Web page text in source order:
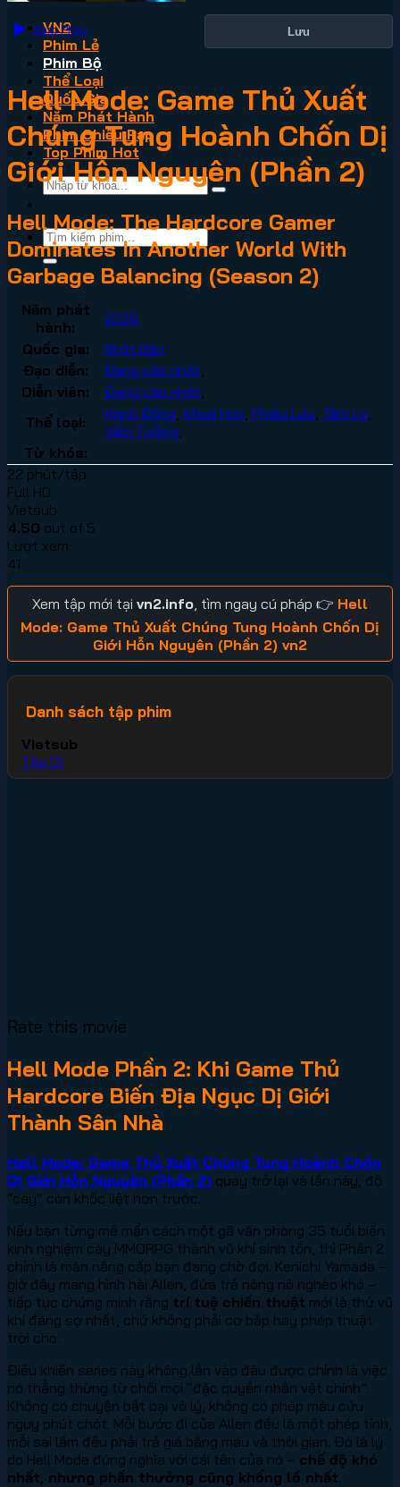
VN2
Phim Lẻ
Phim Bộ
Thể Loại
Quốc Gia
Năm Phát Hành
Phim Chiếu Rạp
Top Phim Hot
Xem Phim Lưu
Hell Mode: Game Thủ Xuất
Chúng Tung Hoành Chốn Dị
Giới Hỗn Nguyên (Phần 2)
Hell Mode: The Hardcore Gamer
Dominates In Another World With
Garbage Balancing (Season 2)
Năm phát
hành:
2026
Quốc gia:
Nhật Bản
Đạo diễn:
Đang cập nhật
Diễn viên:
Đang cập nhật
Thể loại:
Hành Động Khoa Học Phiêu Lưu Tâm Lý
Viễn Tưởng
Từ khóa:
22 phút/tập
Full HD
Vietsub
4.50 out of 5
Lượt xem:
41
Xem tập mới tại vn2.info , tìm ngay cú pháp 👉 Hell
Mode: Game Thủ Xuất Chúng Tung Hoành Chốn Dị
Giới Hỗn Nguyên (Phần 2) vn2
Danh sách tập phim
Vietsub
Tập 01
Rate this movie
Hell Mode Phần 2: Khi Game Thủ
Hardcore Biến Địa Ngục Dị Giới
Thành Sân Nhà
Hell Mode: Game Thủ Xuất Chúng Tung Hoành Chốn
Dị Giới Hỗn Nguyên (Phần 2) quay trở lại và lần này, độ
“cày” còn khốc liệt hơn trước.
Nếu bạn từng mê mẩn cách một gã văn phòng 35 tuổi biến
kinh nghiệm cày MMORPG thành vũ khí sinh tồn, thì Phần 2
chính là màn nâng cấp bạn đang chờ đợi. Kenichi Yamada –
giờ đây mang hình hài Allen, đứa trẻ nông nô nghèo khó –
tiếp tục chứng minh rằng trí tuệ chiến thuật mới là thứ vũ
khí đáng sợ nhất, chứ không phải cơ bắp hay phép thuật
trời cho.
Điều khiến series này không lẫn vào đâu được chính là việc
nó thẳng thừng từ chối mọi “đặc quyền nhân vật chính”.
Không có chuyện bất bại vô lý, không có phép màu cứu
nguy phút chót. Mỗi bước đi của Allen đều là một phép tính,
mỗi sai lầm đều phải trả giá bằng máu và thời gian. Đó là lý
do Hell Mode đúng nghĩa với cái tên của nó – chế độ khó
nhất, nhưng phần thưởng cũng khổng lồ nhất.